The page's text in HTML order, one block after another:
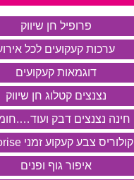
פרופיל חן שיווק
ערכות קעקועים לכל
דוגמאות קעקועים
נצנצים קטלוג חן שיווק
חינה נצנצים דבק
קולוריס צבע קעקוע זמני Colorise
איפור גוף ופנים